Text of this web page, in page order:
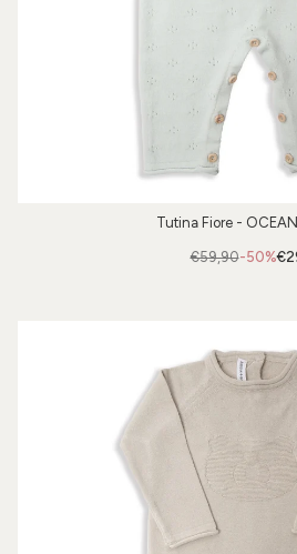
Tutina Fiore -
-50%
€59,90